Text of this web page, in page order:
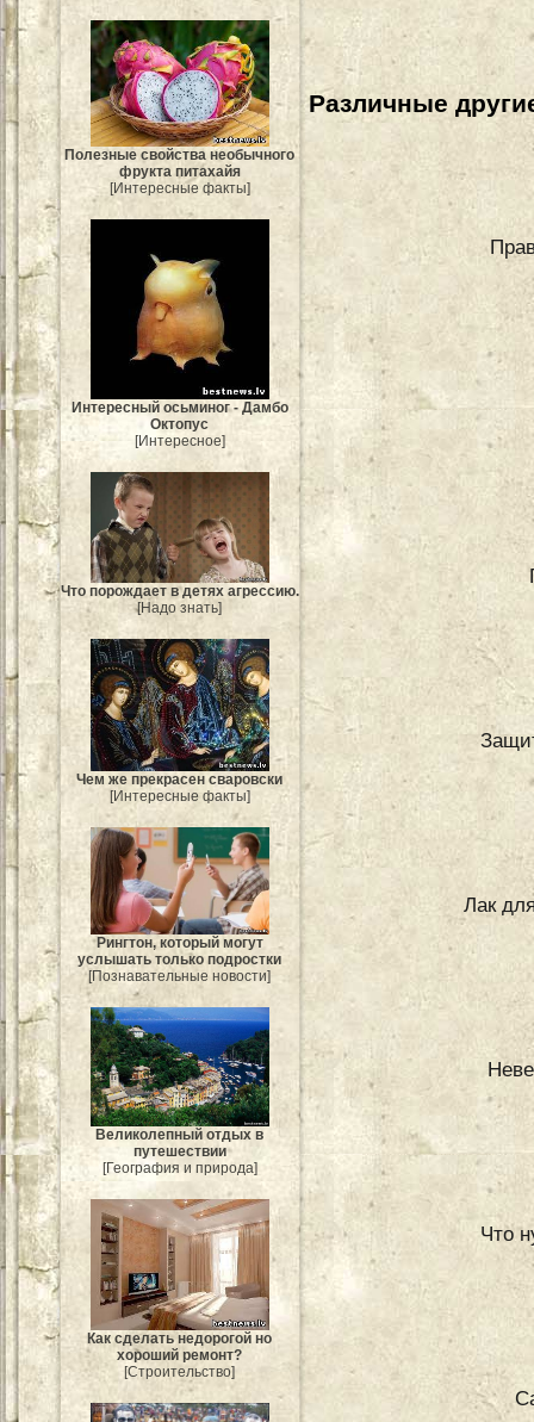
Полезные свойства необычного
фрукта питахайя
[Интересные факты]
Интересный осьминог - Дамбо
Октопус
[Интересное]
Что порождает в детях агрессию.
[Надо знать]
Чем же прекрасен сваровски
[Интересные факты]
Рингтон, который могут
услышать только подростки
[Познавательные новости]
Великолепный отдых в
путешествии
[География и природа]
Как сделать недорогой но
хороший ремонт?
[Строительство]
Различные
Лак
Что